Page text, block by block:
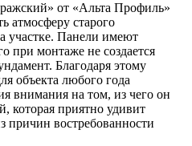
от «Альта Профиль»
атмосферу старого
участке. Панели имеют
при монтаже не создается
Благодаря этому
объекта любого года
внимания на том, из чего он
которая приятно удивит
причин востребованности